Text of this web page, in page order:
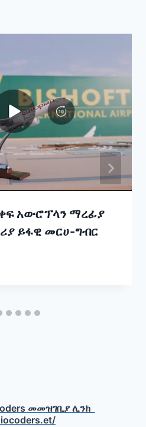
አውሮፕላን ማረፊያ
ይፋዊ መርሀ-ግብር
መመዝገቢያ ሊንክ